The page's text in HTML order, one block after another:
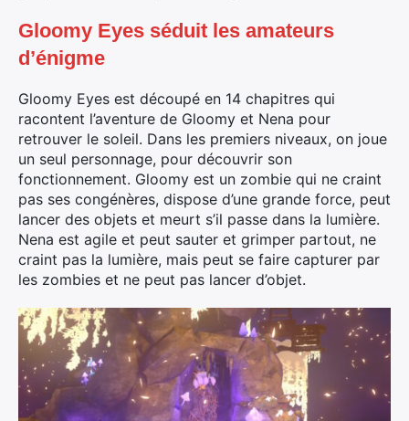
Gloomy Eyes séduit les amateurs
d’énigme
Gloomy Eyes est découpé en 14 chapitres qui
racontent l’aventure de Gloomy et Nena pour
retrouver le soleil. Dans les premiers niveaux, on joue
un seul personnage, pour découvrir son
fonctionnement. Gloomy est un zombie qui ne craint
pas ses congénères, dispose d’une grande force, peut
lancer des objets et meurt s’il passe dans la lumière.
Nena est agile et peut sauter et grimper partout, ne
craint pas la lumière, mais peut se faire capturer par
les zombies et ne peut pas lancer d’objet.